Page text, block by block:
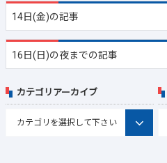
14日(金)の記事
16日(日)の夜までの記事
カテゴリアーカイブ